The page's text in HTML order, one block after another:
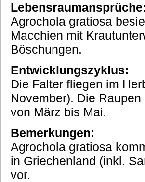
Agrochola gratiosa
Macchien mit
Böschungen.
Entwicklungszyklus:
Die Falter fliegen im
November). Die
von März bis Mai.
Bemerkungen:
Agrochola gratiosa
in Griechenland (inkl.
vor.